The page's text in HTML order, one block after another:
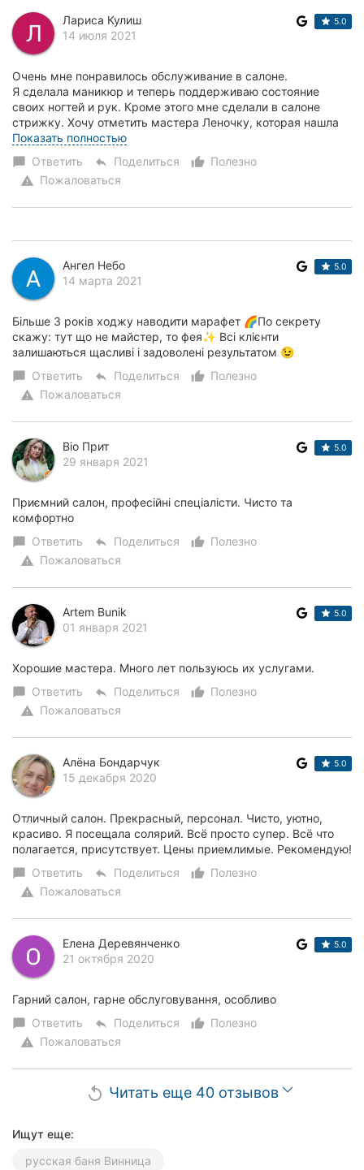
Лариса Кулиш
14 июля 2021
5.0
Очень мне понравилось обслуживание в салоне.
Я сделала маникюр и теперь поддерживаю состояние
своих ногтей и рук. Кроме этого мне сделали в салоне
стрижку. Хочу отметить мастера Леночку, которая нашла
именно тот стиль стрижки, который мне к лицу. Мне...
Показать полностью
chat_bubble Ответить reply Поделиться thumb_up_alt
Полезно
warning Пожаловаться
Ангел Небо
14 марта 2021
5.0
Більше 3 років ходжу наводити марафет 🌈По секрету
скажу: тут що не майстер, то фея✨ Всі клієнти
залишаються щасливі і задоволені результатом 😉
chat_bubble Ответить reply Поделиться thumb_up_alt
Полезно
warning Пожаловаться
Віо Прит
29 января 2021
5.0
Приємний салон, професійні спеціалісти. Чисто та
комфортно
chat_bubble Ответить reply Поделиться thumb_up_alt
Полезно
warning Пожаловаться
Artem Bunik
01 января 2021
5.0
Хорошие мастера. Много лет пользуюсь их услугами.
chat_bubble Ответить reply Поделиться thumb_up_alt
Полезно
warning Пожаловаться
Алёна Бондарчук
15 декабря 2020
5.0
Отличный салон. Прекрасный, персонал. Чисто, уютно,
красиво. Я посещала солярий. Всё просто супер. Всё что
полагается, присутствует. Цены приемлимые. Рекомендую!
chat_bubble Ответить reply Поделиться thumb_up_alt
Полезно
warning Пожаловаться
Елена Деревянченко
21 октября 2020
5.0
Гарний салон, гарне обслуговування, особливо
chat_bubble Ответить reply Поделиться thumb_up_alt
Полезно
warning Пожаловаться
replay Читать еще 40 отзывов
Ищут еще:
русская баня Винница